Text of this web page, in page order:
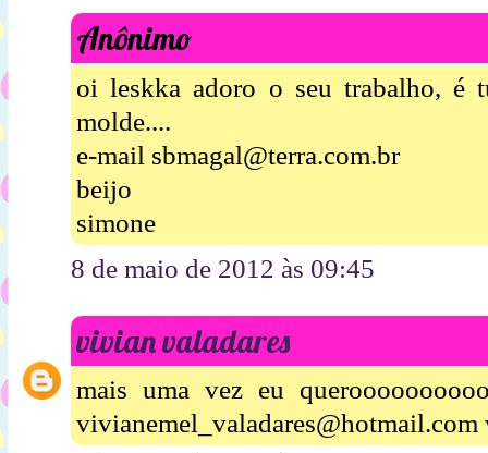
Anônimo
oi leskka adoro o seu trabalho, é
molde....
e-mail sbmagal@terra.com.br
beijo
simone
8 de maio de 2012 às 09:45
vivian valadares
mais uma vez eu
vivianemel_valadares@hotmail.com